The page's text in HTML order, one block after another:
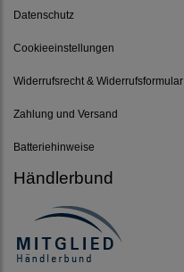
Datenschutz
Cookieeinstellungen
Widerrufsrecht & Widerrufsformular
Zahlung und Versand
Batteriehinweise
Händlerbund